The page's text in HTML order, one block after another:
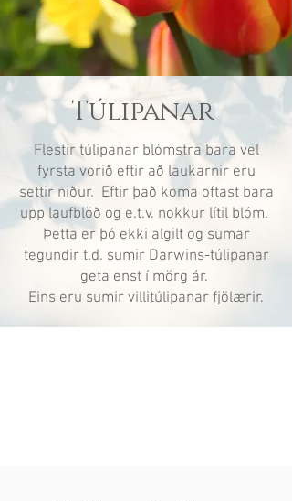
Túlipanar
Flestir túlipanar blómstra bara vel
fyrsta vorið eftir að laukarnir eru
settir niður. Eftir það koma oftast bara
upp laufblöð og e.t.v. nokkur lítil blóm.
Þetta er þó ekki algilt og sumar
tegundir t.d. sumir Darwins-túlipanar
geta enst í mörg ár.
Eins eru sumir villitúlipanar fjölærir.